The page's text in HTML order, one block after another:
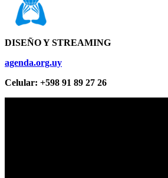
DISEÑO Y STREAMING
agenda.org.uy
Celular: +598 91 89 27 26